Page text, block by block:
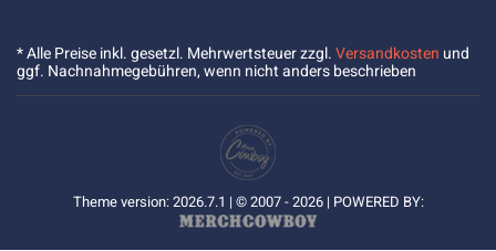
* Alle Preise inkl. gesetzl. Mehrwertsteuer zzgl.Versandkosten und
ggf. Nachnahmegebühren, wenn nicht anders beschrieben
Theme version: 2026.7.1 | © 2007 - 2026 | POWERED BY: